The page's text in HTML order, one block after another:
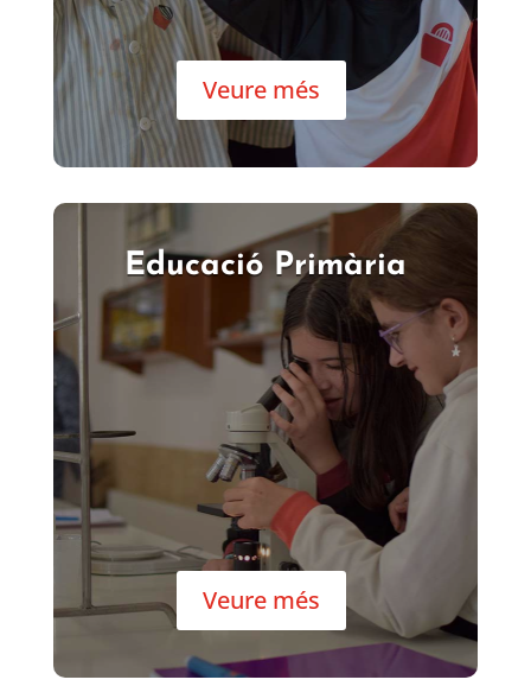
Veure més
Educació Primària
Veure més